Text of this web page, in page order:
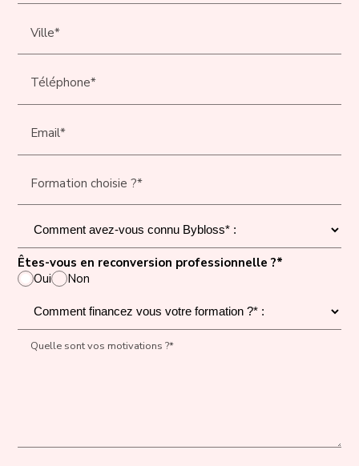
Ville*
Téléphone*
Email*
Formation choisie ?*
Êtes-vous en reconversion professionnelle ?*
Oui
Non
Quelle sont vos motivations ?*